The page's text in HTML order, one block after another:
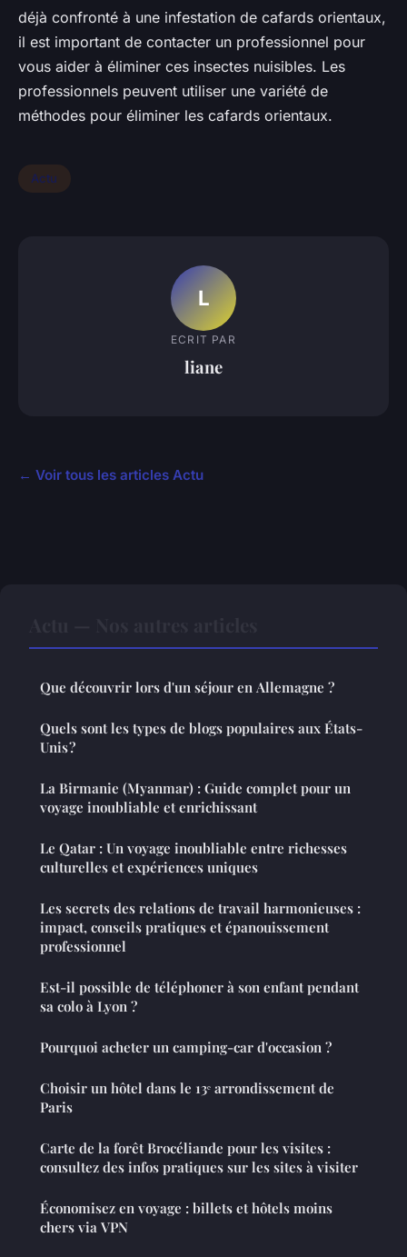
déjà confronté à une infestation de cafards orientaux,
il est important de contacter un professionnel pour
vous aider à éliminer ces insectes nuisibles. Les
professionnels peuvent utiliser une variété de
méthodes pour éliminer les cafards orientaux.
Actu
L
ECRIT PAR
liane
← Voir tous les articles Actu
Que découvrir lors d'un séjour en Allemagne ?
Quels sont les types de blogs populaires aux États-
Unis ?
La Birmanie (Myanmar) : Guide complet pour un
voyage inoubliable et enrichissant
Le Qatar : Un voyage inoubliable entre richesses
culturelles et expériences uniques
Les secrets des relations de travail harmonieuses :
impact, conseils pratiques et épanouissement
professionnel
Est-il possible de téléphoner à son enfant pendant
sa colo à Lyon ?
Pourquoi acheter un camping-car d'occasion ?
Choisir un hôtel dans le 13ᵉ arrondissement de
Paris
Carte de la forêt Brocéliande pour les visites :
consultez des infos pratiques sur les sites à visiter
Économisez en voyage : billets et hôtels moins
chers via VPN